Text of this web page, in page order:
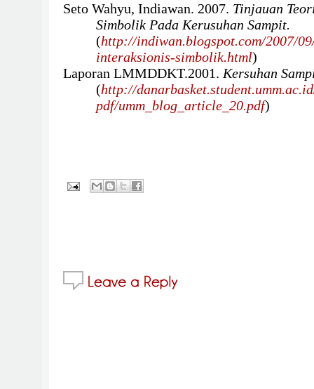
Seto Wahyu, Indiawan. 2007. Tinjauan
Simbolik Pada Kerusuhan Sampit.
(http://indiwan.blogspot.com/2007/
interaksionis-simbolik.html)
Laporan LMMDDKT.2001. Kersuhan
(http://
pdf/umm_blog_article_20.pdf)